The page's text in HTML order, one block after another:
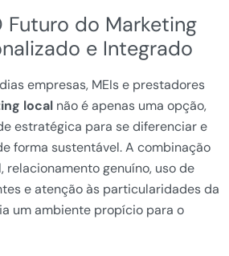
Futuro do Marketing
e Integrado
empresas, MEIs e prestadores
local não é apenas uma opção,
estratégica para se diferenciar e
forma sustentável. A combinação
relacionamento genuíno, uso de
e atenção às particularidades da
um ambiente propício para o